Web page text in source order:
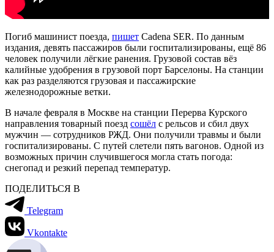
Погиб машинист поезда, пишет Cadena SER. По данным
издания, девять пассажиров были госпитализированы, ещё 86
человек получили лёгкие ранения. Грузовой состав вёз
калийные удобрения в грузовой порт Барселоны. На станции
как раз разделяются грузовая и пассажирские
железнодорожные ветки.
В начале февраля в Москве на станции Перерва Курского
направления товарный поезд сошёл с рельсов и сбил двух
мужчин — сотрудников РЖД. Они получили травмы и были
госпитализированы. С путей слетели пять вагонов. Одной из
возможных причин случившегося могла стать погода:
снегопад и резкий перепад температур.
ПОДЕЛИТЬСЯ В
Telegram
Vkontakte